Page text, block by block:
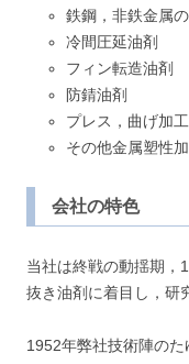
鉄鋼，非鉄金属
冷間圧延油剤
フィン転造油剤
防錆油剤
プレス，曲げ加
その他金属塑性
会社の特色
当社は終戦の動揺期，
抜き油剤に着目し，研
1952年弊社技術陣の